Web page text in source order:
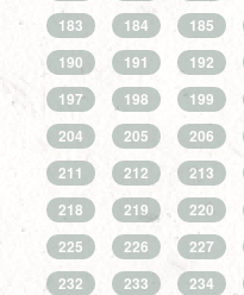
183
184 185
190
191 192
197
198 199
204
205 206
211
212 213
218
219 220
225
226 227
232
233 234